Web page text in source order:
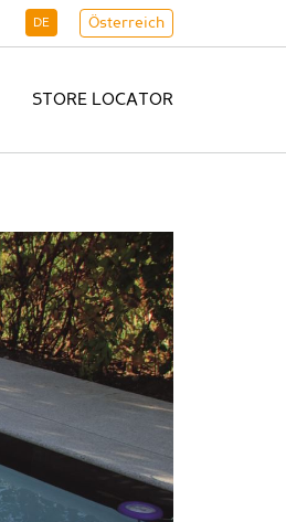
DE Österreich
STORE LOCATOR